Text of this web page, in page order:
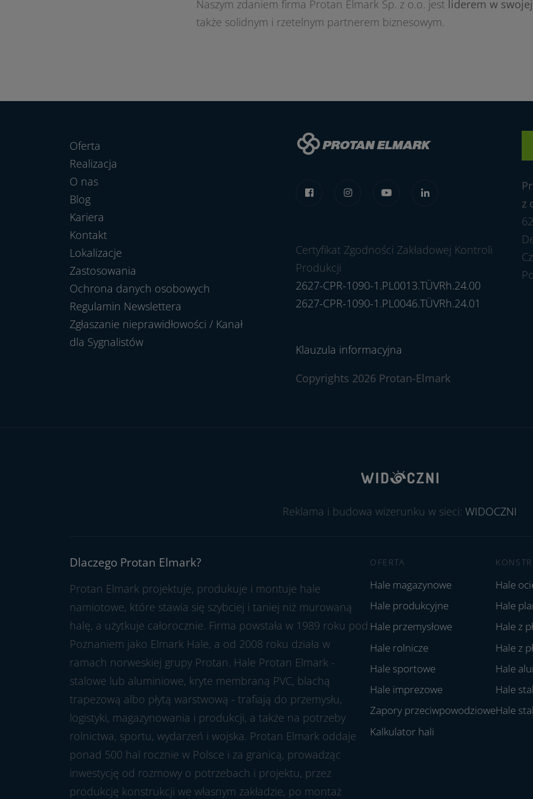
Naszym zdaniem firma Protan Elmark Sp. z o.o. jest liderem w
także solidnym i rzetelnym partnerem biznesowym.
Oferta
Realizacja
O nas
Blog
Kariera
Kontakt
Lokalizacje
Zastosowania
Ochrona danych osobowych
Regulamin Newslettera
Zgłaszanie nieprawidłowości / Kanał
dla Sygnalistów
Certyfikat Zgodności Zakładowej Kontroli
Produkcji
2627-CPR-1090-1.PL0013.TÜVRh.24.00
2627-CPR-1090-1.PL0046.TÜVRh.24.01
Klauzula informacyjna
Copyrights 2026 Protan-Elmark
z
Reklama i budowa wizerunku w sieci: WIDOCZNI
Dlaczego Protan Elmark?
Protan Elmark projektuje, produkuje i montuje hale
namiotowe, które stawia się szybciej i taniej niż murowaną
halę, a użytkuje całorocznie. Firma powstała w 1989 roku pod
Poznaniem jako Elmark Hale, a od 2008 roku działa w
ramach norweskiej grupy Protan. Hale Protan Elmark -
stalowe lub aluminiowe, kryte membraną PVC, blachą
trapezową albo płytą warstwową - trafiają do przemysłu,
logistyki, magazynowania i produkcji, a także na potrzeby
rolnictwa, sportu, wydarzeń i wojska. Protan Elmark oddaje
ponad 500 hal rocznie w Polsce i za granicą, prowadząc
inwestycję od rozmowy o potrzebach i projektu, przez
produkcję konstrukcji we własnym zakładzie, po montaż
OFERTA
Hale magazynowe
Hale produkcyjne
Hale przemysłowe
Hale rolnicze
Hale sportowe
Hale imprezowe
Zapory przeciwpowodziowe
Kalkulator hali
Hale
Hale
Hale z
Hale z
Hale
Hale
Hale